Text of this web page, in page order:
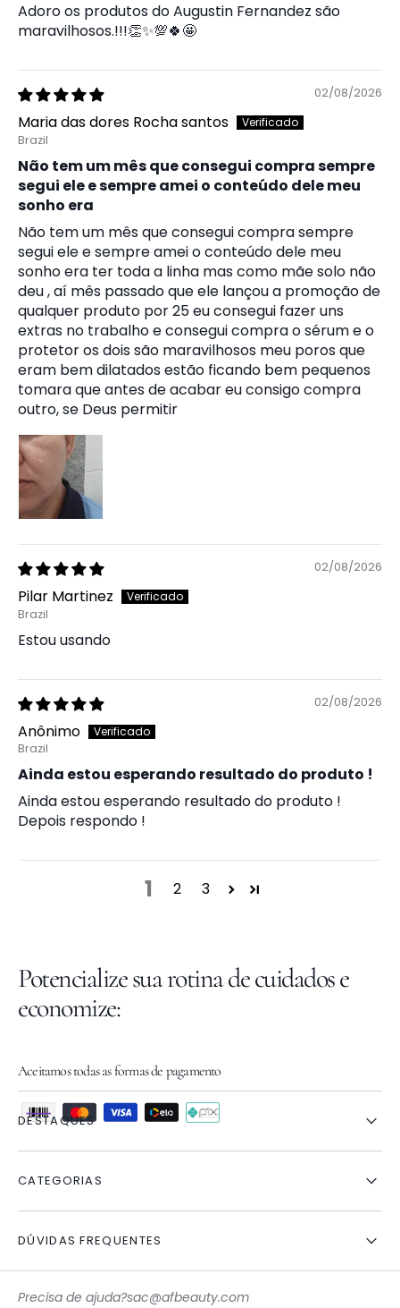
Adoro os produtos do Augustin Fernandez são
maravilhosos.!!!👏✨💯🍀🤩
02/08/2026
Maria das dores Rocha santos
Brazil
Não tem um mês que consegui compra sempre
segui ele e sempre amei o conteúdo dele meu
sonho era
Não tem um mês que consegui compra sempre
segui ele e sempre amei o conteúdo dele meu
sonho era ter toda a linha mas como mãe solo não
deu , aí mês passado que ele lançou a promoção de
qualquer produto por 25 eu consegui fazer uns
extras no trabalho e consegui compra o sérum e o
protetor os dois são maravilhosos meu poros que
eram bem dilatados estão ficando bem pequenos
tomara que antes de acabar eu consigo compra
outro, se Deus permitir
02/08/2026
Pilar Martinez
Brazil
Estou usando
02/08/2026
Anônimo
Brazil
Ainda estou esperando resultado do produto !
Ainda estou esperando resultado do produto !
Depois respondo !
1 2 3
Potencialize sua rotina de cuidados e
economize:
Aceitamos todas as formas de pagamento
DESTAQUES
CATEGORIAS
DÚVIDAS FREQUENTES
Precisa de ajuda?sac@afbeauty.com